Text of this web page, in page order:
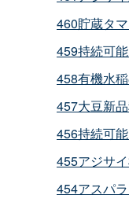
460貯蔵タ
459持続可
458有機水
457大豆新
456持続可
455アジサ
454アスパ